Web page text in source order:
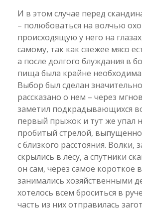
И в этом случае перед
– полюбоваться на волчью
происходящую у него на
самому, так как свежее мясо
а после долгого блуждания в
пища была крайне
Выбор был сделан
рассказано о нем – через
заметил подкрадывающихся
первый прыжок и тут же упал
пробитый стрелой,
с близкого расстояния. Волки,
скрылись в лесу, а спутники
он сам, через самое короткое
занимались хозяйственными
хотелось всем броситься в
часть из них отправилась